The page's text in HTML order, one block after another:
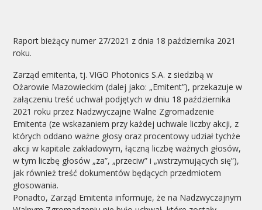
Raport bieżący numer 27/2021 z dnia 18 października 2021
roku.
Zarząd emitenta, tj. VIGO Photonics S.A. z siedzibą w
Ożarowie Mazowieckim (dalej jako: „Emitent”), przekazuje w
załączeniu treść uchwał podjętych w dniu 18 października
2021 roku przez Nadzwyczajne Walne Zgromadzenie
Emitenta (ze wskazaniem przy każdej uchwale liczby akcji, z
których oddano ważne głosy oraz procentowy udział tychże
akcji w kapitale zakładowym, łączną liczbę ważnych głosów,
w tym liczbę głosów „za”, „przeciw” i „wstrzymujących się”),
jak również treść dokumentów będących przedmiotem
głosowania.
Ponadto, Zarząd Emitenta informuje, że na Nadzwyczajnym